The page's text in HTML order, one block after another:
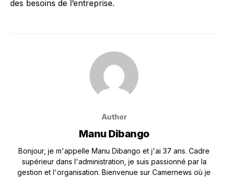
des besoins de l’entreprise.
Author
Manu Dibango
Bonjour, je m'appelle Manu Dibango et j'ai 37 ans. Cadre
supérieur dans l'administration, je suis passionné par la
gestion et l'organisation. Bienvenue sur Camernews où je